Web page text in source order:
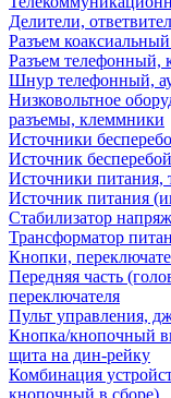
Делители,
Разъем
Разъем телефонный,
Шнур телефонный,
Низковольтное
разъемы, клеммники
Источники
Источник
Источники питания,
Источник питания
Стабилизатор
Трансформатор
Кнопки,
Передняя часть
переключателя
Пульт управления,
Кнопка/кнопочный
щита на дин-рейку
Комбинация
кнопочный в сборе)